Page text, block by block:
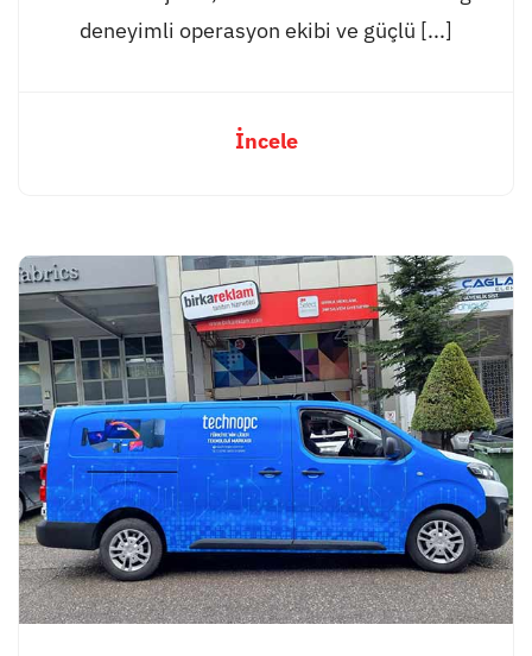
deneyimli operasyon ekibi ve güçlü [...]
İncele